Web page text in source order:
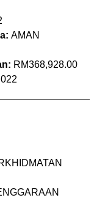
AMAN
RM368,928.00